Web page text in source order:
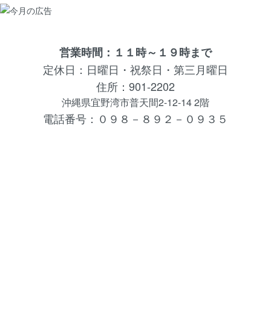
営業時間：１１時～１９時まで
定休日：日曜日・祝祭日・第三月曜日
住所：901-2202
沖縄県宜野湾市普天間2-12-14 2階
電話番号：０９８－８９２－０９３５